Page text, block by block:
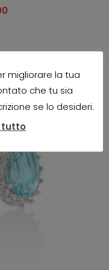
migliorare la tua
che tu sia
se lo desideri.
tutto